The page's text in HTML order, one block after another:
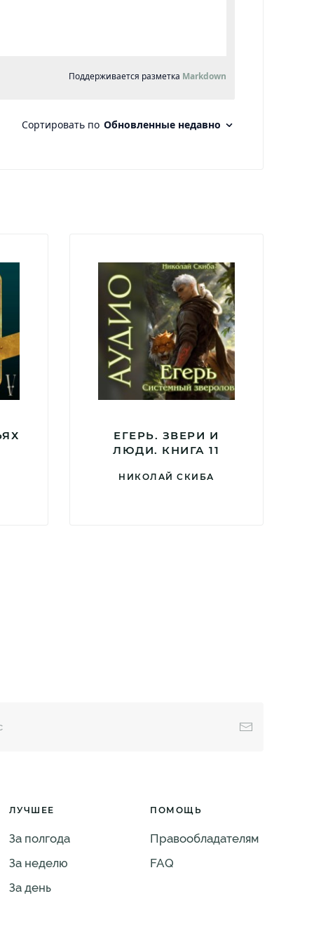
ЕГЕРЬ. ЗВЕРИ И
ЛЮДИ. КНИГА 11
НИКОЛАЙ СКИБА
ЛУЧШЕЕ
За полгода
За неделю
За день
ПОМОЩЬ
Правообладателям
FAQ